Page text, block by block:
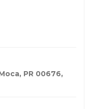
PR 00676,